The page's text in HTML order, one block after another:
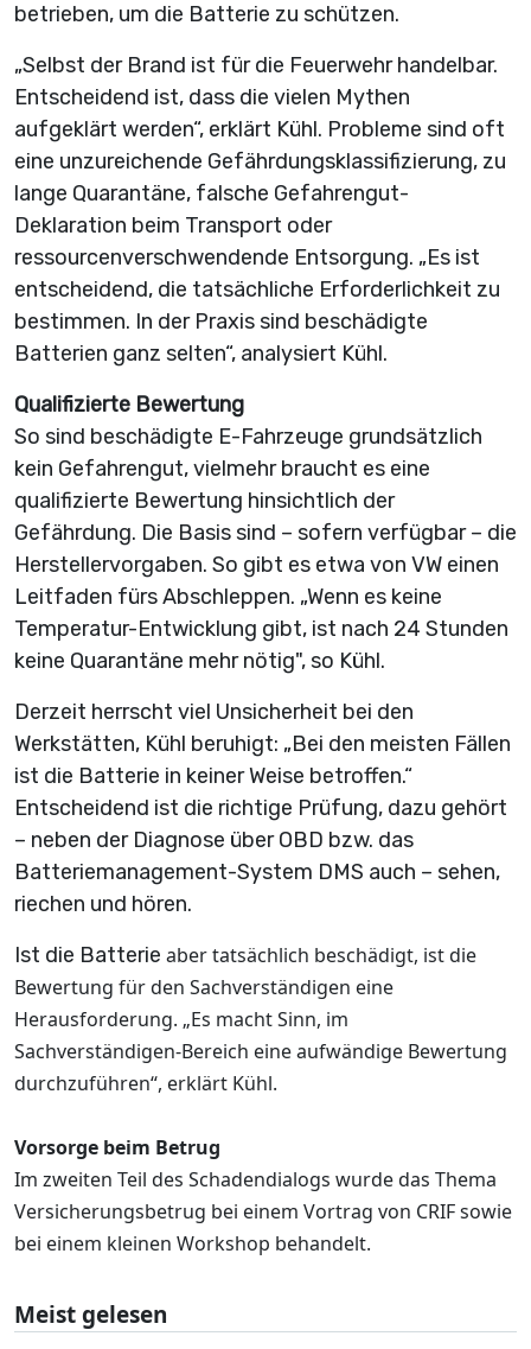
betrieben, um die Batterie zu schützen.
„Selbst der Brand ist für die Feuerwehr handelbar.
Entscheidend ist, dass die vielen Mythen
aufgeklärt werden“, erklärt Kühl. Probleme sind oft
eine unzureichende Gefährdungsklassifizierung, zu
lange Quarantäne, falsche Gefahrengut-
Deklaration beim Transport oder
ressourcenverschwendende Entsorgung. „Es ist
entscheidend, die tatsächliche Erforderlichkeit zu
bestimmen. In der Praxis sind beschädigte
Batterien ganz selten“, analysiert Kühl.
Qualifizierte Bewertung
So sind beschädigte E-Fahrzeuge grundsätzlich
kein Gefahrengut, vielmehr braucht es eine
qualifizierte Bewertung hinsichtlich der
Gefährdung. Die Basis sind – sofern verfügbar – die
Herstellervorgaben. So gibt es etwa von VW einen
Leitfaden fürs Abschleppen. „Wenn es keine
Temperatur-Entwicklung gibt, ist nach 24 Stunden
keine Quarantäne mehr nötig", so Kühl.
Derzeit herrscht viel Unsicherheit bei den
Werkstätten, Kühl beruhigt: „Bei den meisten Fällen
ist die Batterie in keiner Weise betroffen.“
Entscheidend ist die richtige Prüfung, dazu gehört
– neben der Diagnose über OBD bzw. das
Batteriemanagement-System DMS auch – sehen,
riechen und hören.
Ist die Batterie aber tatsächlich beschädigt, ist die
Bewertung für den Sachverständigen eine
Herausforderung. „Es macht Sinn, im
Sachverständigen-Bereich eine aufwändige Bewertung
durchzuführen“, erklärt Kühl.
Vorsorge beim Betrug
Im zweiten Teil des Schadendialogs wurde das Thema
Versicherungsbetrug bei einem Vortrag von CRIF sowie
bei einem kleinen Workshop behandelt.
Meist gelesen